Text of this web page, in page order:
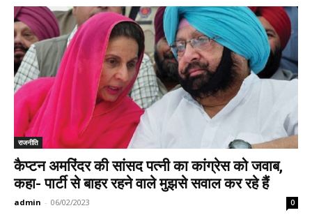
राजनीति
कैप्टन अमरिंदर की सांसद पत्नी का कांग्रेस को जवाब,
कहा- पार्टी से बाहर रहने वाले मुझसे सवाल कर रहे हैं
admin - 06/02/2023 0